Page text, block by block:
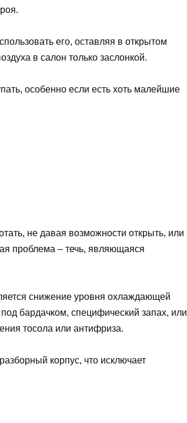
его, оставляя в открытом
в салон только заслонкой.
особенно если есть хоть малейшие
не давая возможности открыть, или
проблема – течь, являющаяся
снижение уровня охлаждающей
бардачком, специфический запах, или
тосола или антифриза.
корпус, что исключает